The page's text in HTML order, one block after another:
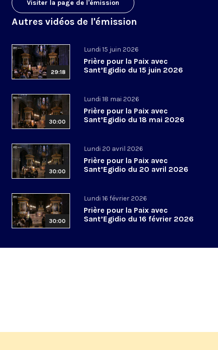
Visiter la page de l'émission
Autres vidéos de l'émission
29:18
Lundi 15 juin 2026
Prière pour la Paix avec
Sant’Egidio du 15 juin 2026
30:00
Lundi 18 mai 2026
Prière pour la Paix avec
Sant’Egidio du 18 mai 2026
30:00
Lundi 20 avril 2026
Prière pour la Paix avec
Sant’Egidio du 20 avril 2026
30:00
Lundi 16 février 2026
Prière pour la Paix avec
Sant’Egidio du 16 février 2026